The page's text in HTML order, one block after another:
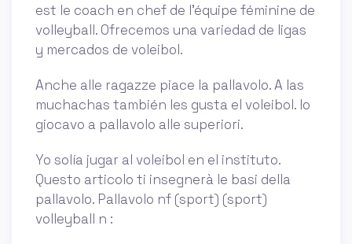
est le coach en chef de l'équipe féminine de
volleyball. Ofrecemos una variedad de ligas
y mercados de voleibol.
Anche alle ragazze piace la pallavolo. A las
muchachas también les gusta el voleibol. Io
giocavo a pallavolo alle superiori.
Yo solía jugar al voleibol en el instituto.
Questo articolo ti insegnerà le basi della
pallavolo. Pallavolo nf (sport) (sport)
volleyball n :